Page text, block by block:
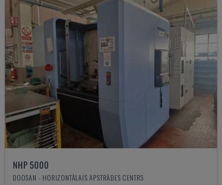
NHP 5000
DOOSAN - HORIZONTĀLAIS APSTRĀDES CENTRS